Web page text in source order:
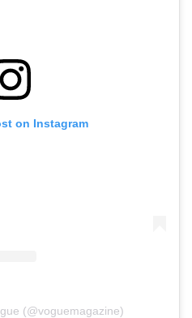
on Instagram
(@voguemagazine)